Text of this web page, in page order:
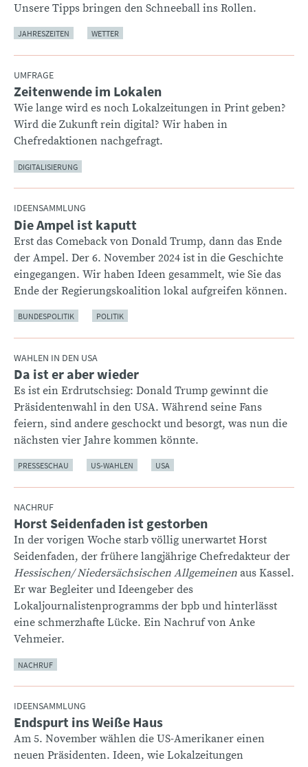
Unsere Tipps bringen den Schneeball ins Rollen.
JAHRESZEITEN WETTER
UMFRAGE
:
Zeitenwende im Lokalen
Wie lange wird es noch Lokalzeitungen in Print geben?
Wird die Zukunft rein digital? Wir haben in
Chefredaktionen nachgefragt.
DIGITALISIERUNG
IDEENSAMMLUNG
:Die Ampel ist kaputt
Erst das Comeback von Donald Trump, dann das Ende
der Ampel. Der 6. November 2024 ist in die Geschichte
eingegangen. Wir haben Ideen gesammelt, wie Sie das
Ende der Regierungskoalition lokal aufgreifen können.
BUNDESPOLITIK POLITIK
WAHLEN IN DEN USA
:Da ist er aber wieder
Es ist ein Erdrutschsieg: Donald Trump gewinnt die
Präsidentenwahl in den USA. Während seine Fans
feiern, sind andere geschockt und besorgt, was nun die
nächsten vier Jahre kommen könnte.
PRESSESCHAU US-WAHLEN USA
NACHRUF
:Horst Seidenfaden ist gestorben
In der vorigen Woche starb völlig unerwartet Horst
Seidenfaden, der frühere langjährige Chefredakteur der
Hessischen/ Niedersächsischen Allgemeinen aus Kassel.
Er war Begleiter und Ideengeber des
Lokaljournalistenprogramms der bpb und hinterlässt
eine schmerzhafte Lücke. Ein Nachruf von Anke
Vehmeier.
NACHRUF
IDEENSAMMLUNG
:Endspurt ins Weiße Haus
Am 5. November wählen die US-Amerikaner einen
neuen Präsidenten. Ideen, wie Lokalzeitungen